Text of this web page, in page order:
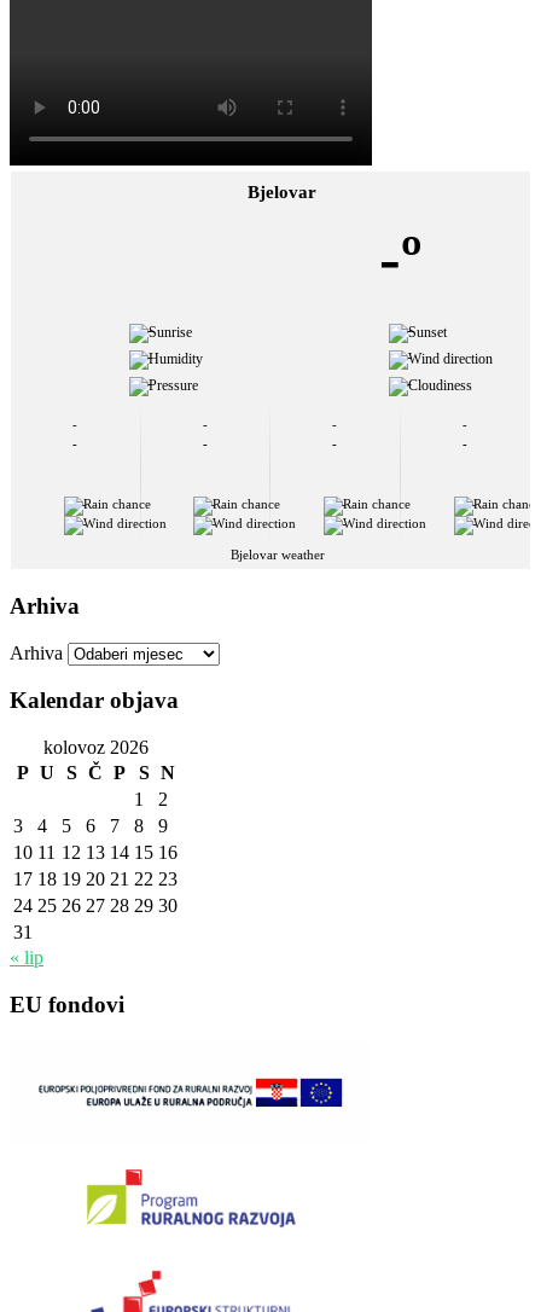
Bjelovar
-º
-
-
-
-
-
-
-
-
-
-
-
-
-
-
-
-
-
-
-
-
-
-
Bjelovar weather
Arhiva
Arhiva
Kalendar objava
kolovoz 2026
P U S Č P S N
1
2
3
4 5 6 7 8
9
10 11 12 13 14 15 16
17 18 19 20 21 22 23
24 25 26 27 28 29 30
31
« lip
EU fondovi